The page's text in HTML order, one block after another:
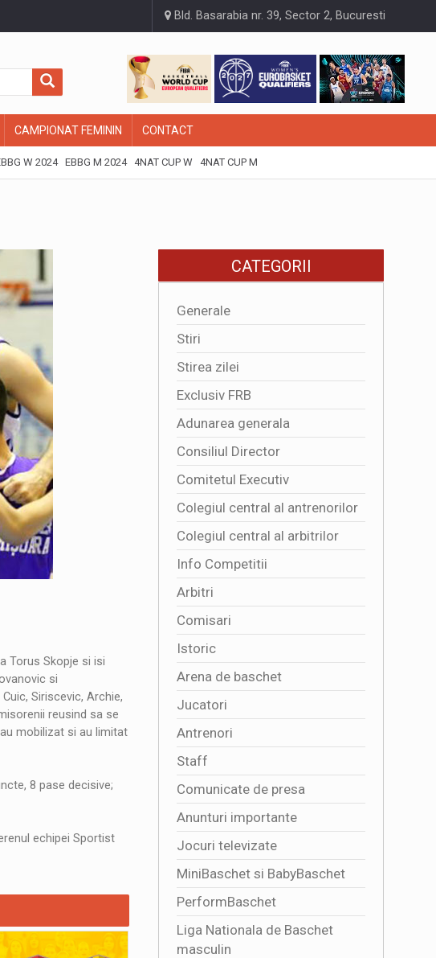
Bld. Basarabia nr. 39, Sector 2, Bucuresti
CAMPIONAT FEMININ CONTACT
W 2024 EBBG M 2024 4NAT CUP W 4NAT CUP M
Torus Skopje si isi
si
Siriscevic, Archie,
reusind sa se
mobilizat si au limitat
8 pase decisive;
echipei Sportist
CATEGORII
Generale
Stiri
Stirea zilei
Exclusiv FRB
Adunarea generala
Consiliul Director
Comitetul Executiv
Colegiul central al antrenorilor
Colegiul central al arbitrilor
Info Competitii
Arbitri
Comisari
Istoric
Arena de baschet
Jucatori
Antrenori
Staff
Comunicate de presa
Anunturi importante
Jocuri televizate
MiniBaschet si BabyBaschet
PerformBaschet
Liga Nationala de Baschet
masculin